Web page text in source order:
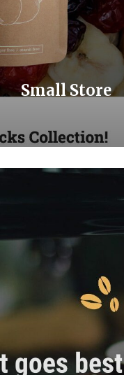
Small Store